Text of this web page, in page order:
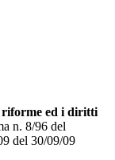
riforme ed i diritti
n. 8/96 del
del 30/09/09